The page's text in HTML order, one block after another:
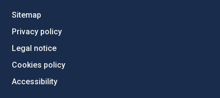
Sitemap
Privacy policy
Legal notice
Cookies policy
Accessibility